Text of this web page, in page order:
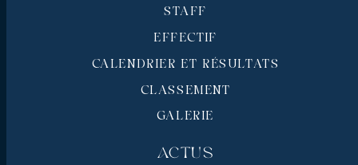
STAFF
EFFECTIF
CALENDRIER ET RÉSULTATS
CLASSEMENT
GALERIE
Actus